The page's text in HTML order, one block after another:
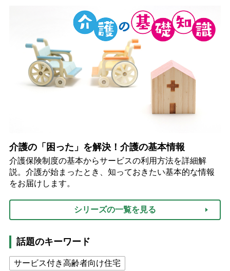
介護の「困った」を解決！介護の基本情報
介護保険制度の基本からサービスの利用方法を詳細解
説。介護が始まったとき、知っておきたい基本的な情報
をお届けします。
シリーズの一覧を見る
話題のキーワード
サービス付き高齢者向け住宅